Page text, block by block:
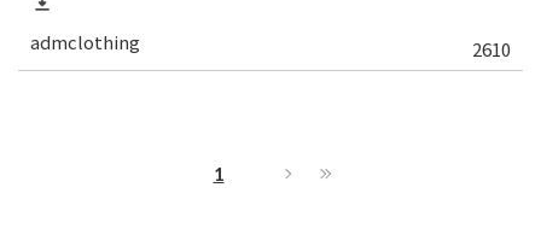
admclothing 2610
1